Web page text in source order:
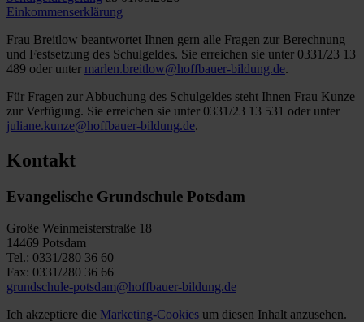
Einkommenserklärung
Frau Breitlow beantwortet Ihnen gern alle Fragen zur Berechnung
und Festsetzung des Schulgeldes. Sie erreichen sie unter 0331/23 13
489 oder unter marlen.breitlow@hoffbauer-bildung.de.
Für Fragen zur Abbuchung des Schulgeldes steht Ihnen Frau Kunze
zur Verfügung. Sie erreichen sie unter 0331/23 13 531 oder unter
juliane.kunze@hoffbauer-bildung.de.
Kontakt
Evangelische Grundschule Potsdam
Große Weinmeisterstraße 18
14469 Potsdam
Tel.: 0331/280 36 60
Fax: 0331/280 36 66
grundschule-potsdam@hoffbauer-bildung.de
Ich akzeptiere die Marketing-Cookies um diesen Inhalt anzusehen.